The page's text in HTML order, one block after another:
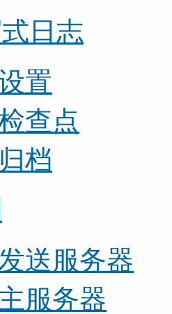
日志
置
查点
归档
送服务器
服务器